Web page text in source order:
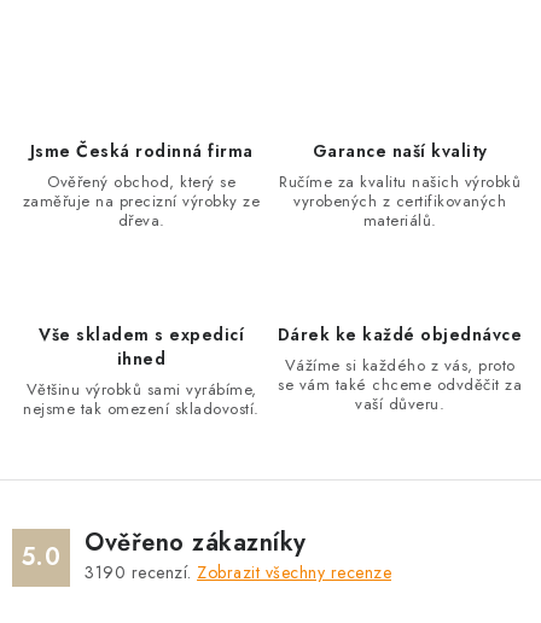
c
y
p
i
s
u
Jsme Česká rodinná firma
Ověřený obchod, který se
zaměřuje na precizní výrobky ze
dřeva.
Garance naší kvality
Ručíme za kvalitu našich výrobků
vyrobených z certifikovaných
materiálů.
Vše skladem s expedicí
ihned
Většinu výrobků sami vyrábíme,
nejsme tak omezení skladovostí.
Dárek ke každé objednávce
Vážíme si každého z vás, proto
se vám také chceme odvděčit za
vaší důveru.
5.0 Ověřeno zákazníky
3190 recenzí. Zobrazit všechny recenze